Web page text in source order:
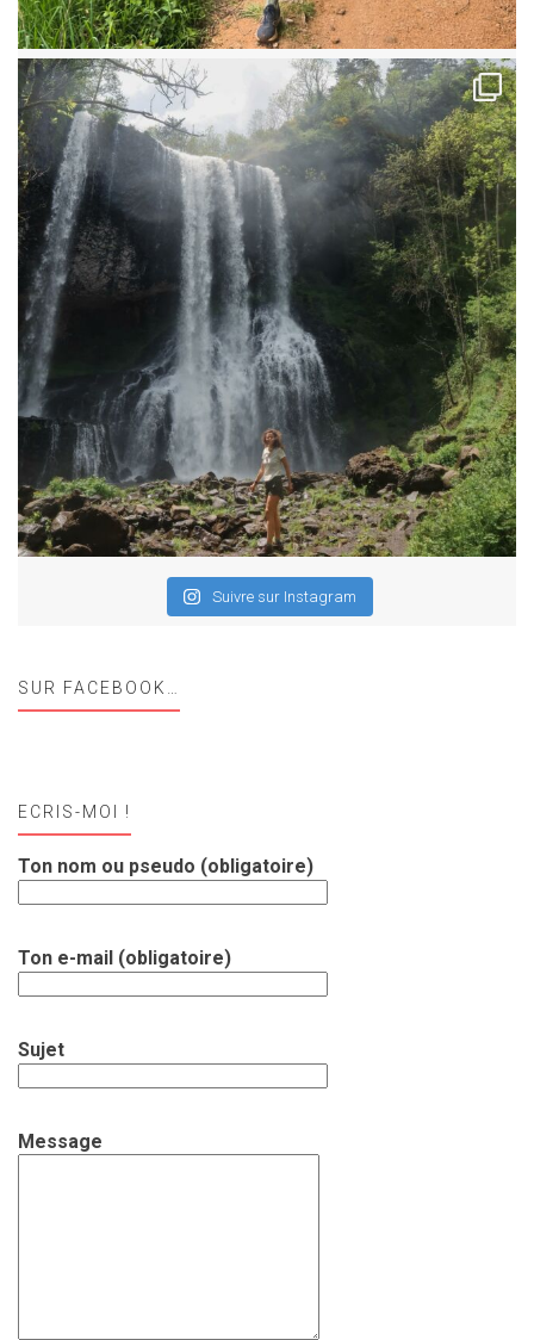
Suivre sur Instagram
SUR FACEBOOK…
ECRIS-MOI !
Ton nom ou pseudo (obligatoire)
Ton e-mail (obligatoire)
Sujet
Message